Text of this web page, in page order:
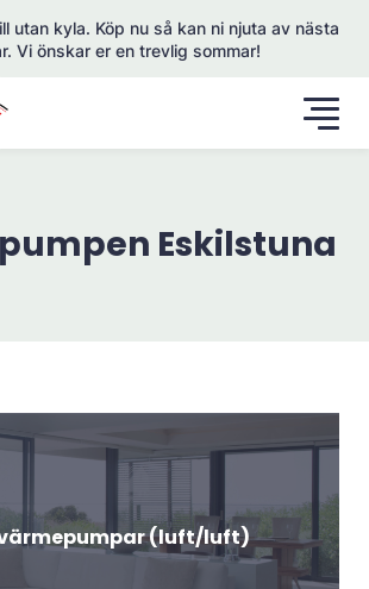
utan kyla. Köp nu så kan ni njuta av nästa
Vi önskar er en trevlig sommar!
Eskilstuna
(luft/luft)